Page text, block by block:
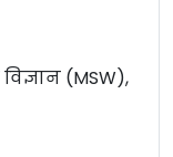
(MSW),